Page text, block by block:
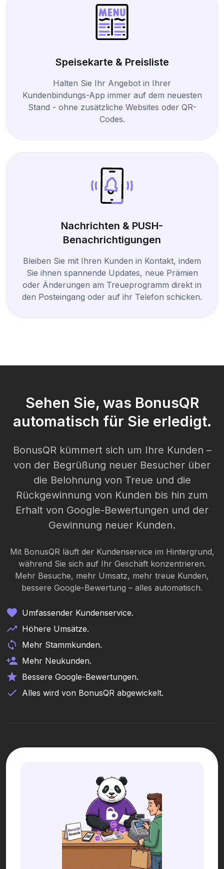
Speisekarte & Preisliste
Halten Sie Ihr Angebot in Ihrer
Kundenbindungs-App immer auf dem neuesten
Stand - ohne zusätzliche Websites oder QR-
Codes.
Nachrichten & PUSH-
Benachrichtigungen
Bleiben Sie mit Ihren Kunden in Kontakt, indem
Sie ihnen spannende Updates, neue Prämien
oder Änderungen am Treueprogramm direkt in
den Posteingang oder auf ihr Telefon schicken.
Sehen Sie, was BonusQR
automatisch für Sie erledigt.
BonusQR kümmert sich um Ihre Kunden –
von der Begrüßung neuer Besucher über
die Belohnung von Treue und die
Rückgewinnung von Kunden bis hin zum
Erhalt von Google-Bewertungen und der
Gewinnung neuer Kunden.
Mit BonusQR läuft der Kundenservice im Hintergrund,
während Sie sich auf Ihr Geschäft konzentrieren.
Mehr Besuche, mehr Umsatz, mehr treue Kunden,
bessere Google-Bewertung – alles automatisch.
Umfassender Kundenservice.
Höhere Umsätze.
Mehr Stammkunden.
Mehr Neukunden.
Bessere Google-Bewertungen.
Alles wird von BonusQR abgewickelt.